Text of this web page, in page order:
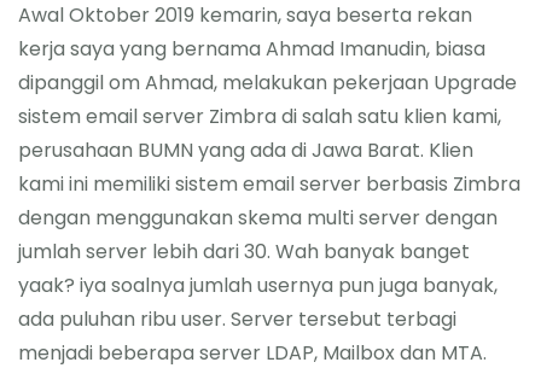
About Me
Awal Oktober 2019 kemarin, saya beserta rekan
kerja saya yang bernama Ahmad Imanudin, biasa
dipanggil om Ahmad, melakukan pekerjaan Upgrade
sistem email server Zimbra di salah satu klien kami,
perusahaan BUMN yang ada di Jawa Barat. Klien
kami ini memiliki sistem email server berbasis Zimbra
dengan menggunakan skema multi server dengan
jumlah server lebih dari 30. Wah banyak banget
yaak? iya soalnya jumlah usernya pun juga banyak,
ada puluhan ribu user. Server tersebut terbagi
menjadi beberapa server LDAP, Mailbox dan MTA.